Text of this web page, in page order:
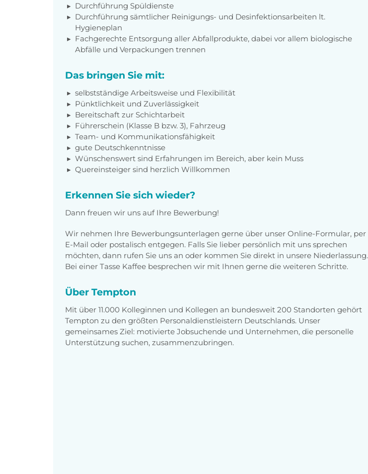
Durchführung Spüldienste
Durchführung sämtlicher Reinigungs- und Desinfektionsarbeiten lt.
Hygieneplan
Fachgerechte Entsorgung aller Abfallprodukte, dabei vor allem biologische
Abfälle und Verpackungen trennen
Das bringen Sie mit:
selbstständige Arbeitsweise und Flexibilität
Pünktlichkeit und Zuverlässigkeit
Bereitschaft zur Schichtarbeit
Führerschein (Klasse B bzw. 3), Fahrzeug
Team- und Kommunikationsfähigkeit
gute Deutschkenntnisse
Wünschenswert sind Erfahrungen im Bereich, aber kein Muss
Quereinsteiger sind herzlich Willkommen
Erkennen Sie sich wieder?
Dann freuen wir uns auf Ihre Bewerbung!
Wir nehmen Ihre Bewerbungsunterlagen gerne über unser Online-Formular, per
E-Mail oder postalisch entgegen. Falls Sie lieber persönlich mit uns sprechen
möchten, dann rufen Sie uns an oder kommen Sie direkt in unsere Niederlassung.
Bei einer Tasse Kaffee besprechen wir mit Ihnen gerne die weiteren Schritte.
Über Tempton
Mit über 11.000 Kolleginnen und Kollegen an bundesweit 200 Standorten gehört
Tempton zu den größten Personaldienstleistern Deutschlands. Unser
gemeinsames Ziel: motivierte Jobsuchende und Unternehmen, die personelle
Unterstützung suchen, zusammenzubringen.